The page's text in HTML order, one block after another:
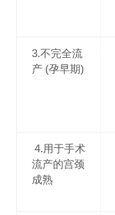
3.不完全流
产 (孕早期)
4.用于手术
流产的宫颈
成熟